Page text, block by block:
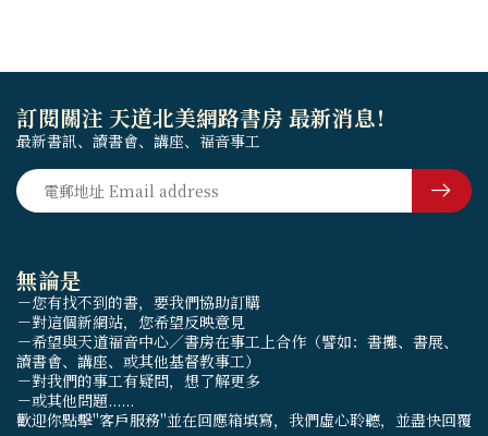
無論是
－您有找不到的書，要我們協助訂購
－對這個新網站，您希望反映意見
－希望與天道福音中心／書房在事工上合作（譬如：書攤、書展、
讀書會、講座、或其他基督教事工）
－對我們的事工有疑問，想了解更多
－或其他問題......
歡迎你點擊"客戶服務"並在回應箱填寫，我們虛心聆聽，並盡快回覆
訂閱關注 天道北美網路書房 最新消息！
最新書訊、讀書會、講座、福音事工